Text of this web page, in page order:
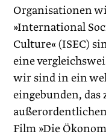
Organisationen
»International
Culture« (ISEC)
eine
wir sind in ein
eingebunden,
Film »Die